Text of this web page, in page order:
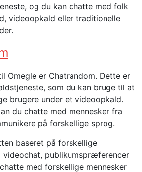
og du kan chatte med folk
videoopkald eller traditionelle
Omegle er Chatrandom. Dette er
som du kan bruge til at
brugere under et videoopkald.
du chatte med mennesker fra
på forskellige sprog.
baseret på forskellige
videochat, publikumspræferencer
med forskellige mennesker